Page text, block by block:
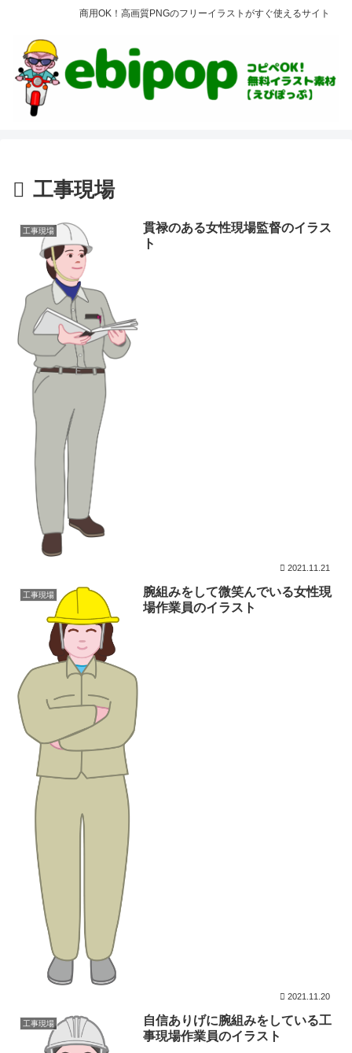
商用OK！高画質PNGのフリーイラストがすぐ使えるサイト
工事現場
工事現場
貫禄のある女性現場監督のイラス
ト
2021.11.21
工事現場
腕組みをして微笑んでいる女性現
場作業員のイラスト
2021.11.20
工事現場
自信ありげに腕組みをしている工
事現場作業員のイラスト